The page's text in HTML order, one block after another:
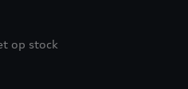
op stock